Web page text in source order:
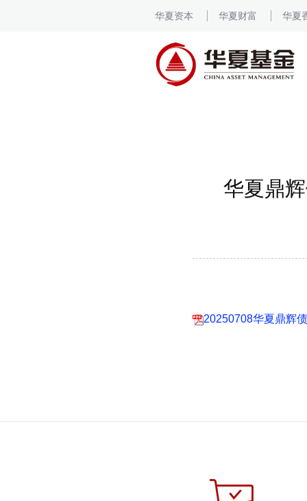
华夏资本 华夏财富 华夏
华夏鼎
20250708华夏鼎辉